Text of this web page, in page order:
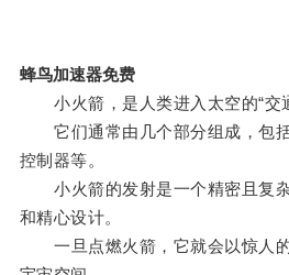
蜂鸟加速器免费
小火箭，是人类进入太空的“交通
它们通常由几个部分组成，包括
控制器等。
小火箭的发射是一个精密且复
和精心设计。
一旦点燃火箭，它就会以惊人的